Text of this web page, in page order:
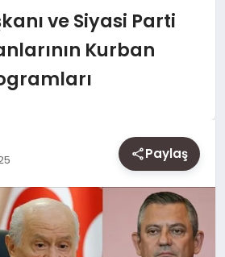
ve Siyasi Parti
Kurban
Paylaş